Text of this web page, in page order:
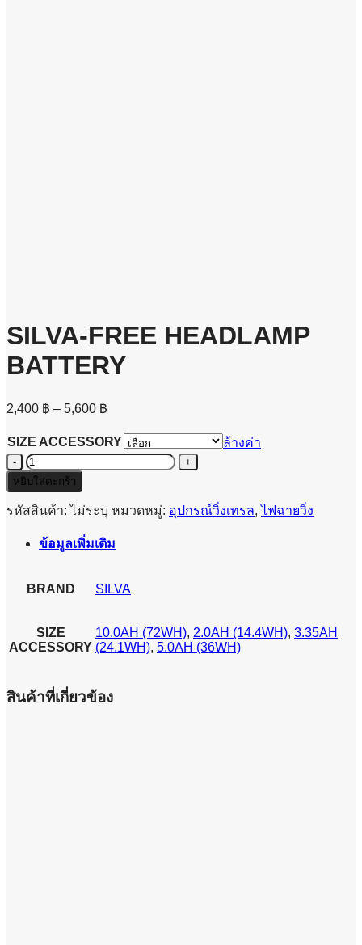
SILVA-FREE HEADLAMP
BATTERY
2,400 ฿ – 5,600 ฿
2,400 ฿
through
5,600 ฿
SIZE ACCESSORY
ล้างค่า
จำนวน
SILVA-
FREE
HEADLAMP
ชิ้น
หยิบใส่ตะกร้า
รหัสสินค้า:ไม่ระบุ หมวดหมู่: อุปกรณ์วิ่งเทรล,ไฟฉายวิ่ง
ข้อมูลเพิ่มเติม
BRAND SILVA
SIZE
ACCESSORY
10.0AH (72WH), 2.0AH (14.4WH), 3.35AH
(24.1WH), 5.0AH (36WH)
สินค้าที่เกี่ยวข้อง